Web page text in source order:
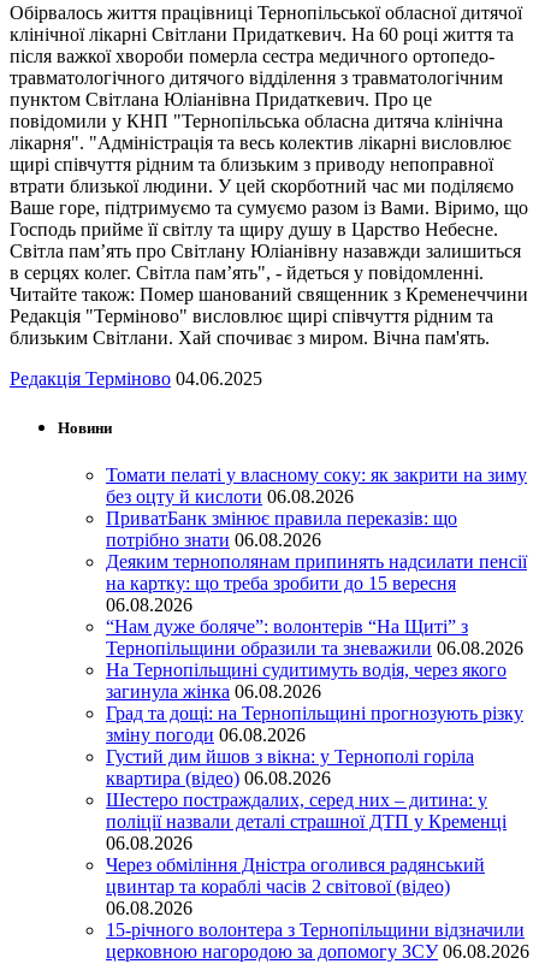
Обірвалось життя працівниці Тернопільської обласної дитячої
клінічної лікарні Світлани Придаткевич. На 60 році життя та
після важкої хвороби померла сестра медичного ортопедо-
травматологічного дитячого відділення з травматологічним
пунктом Світлана Юліанівна Придаткевич. Про це
повідомили у КНП "Тернопільська обласна дитяча клінічна
лікарня". "Адміністрація та весь колектив лікарні висловлює
щирі співчуття рідним та близьким з приводу непоправної
втрати близької людини. У цей скорботний час ми поділяємо
Ваше горе, підтримуємо та сумуємо разом із Вами. Віримо, що
Господь прийме її світлу та щиру душу в Царство Небесне.
Світла пам’ять про Світлану Юліанівну назавжди залишиться
в серцях колег. Світла пам’ять", - йдеться у повідомленні.
Читайте також: Помер шанований священник з Кременеччини
Редакція "Терміново" висловлює щирі співчуття рідним та
близьким Світлани. Хай спочиває з миром. Вічна пам'ять.
Редакція Терміново 04.06.2025
Новини
Томати пелаті у власному соку: як закрити на зиму
без оцту й кислоти 06.08.2026
ПриватБанк змінює правила переказів: що
потрібно знати 06.08.2026
Деяким тернополянам припинять надсилати пенсії
на картку: що треба зробити до 15 вересня
06.08.2026
“Нам дуже боляче”: волонтерів “На Щиті” з
Тернопільщини образили та зневажили 06.08.2026
На Тернопільщині судитимуть водія, через якого
загинула жінка 06.08.2026
Град та дощі: на Тернопільщині прогнозують різку
зміну погоди 06.08.2026
Густий дим йшов з вікна: у Тернополі горіла
квартира (відео) 06.08.2026
Шестеро постраждалих, серед них – дитина: у
поліції назвали деталі страшної ДТП у Кременці
06.08.2026
Через обміління Дністра оголився радянський
цвинтар та кораблі часів 2 світової (відео)
06.08.2026
15-річного волонтера з Тернопільщини відзначили
церковною нагородою за допомогу ЗСУ 06.08.2026